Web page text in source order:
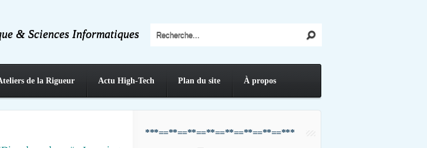
& Sciences Informatiques
de la Rigueur Actu High-Tech Plan du site À propos
***==**==**==**==**==**==**==***